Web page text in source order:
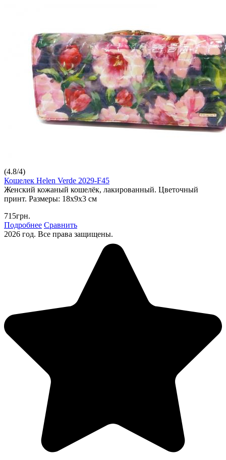
(4.8/4)
Кошелек Helen Verde 2029-F45
Женский кожаный кошелёк, лакированный. Цветочный
принт. Размеры: 18х9х3 см
715грн.
Подробнее Сравнить
2026 год. Все права защищены.